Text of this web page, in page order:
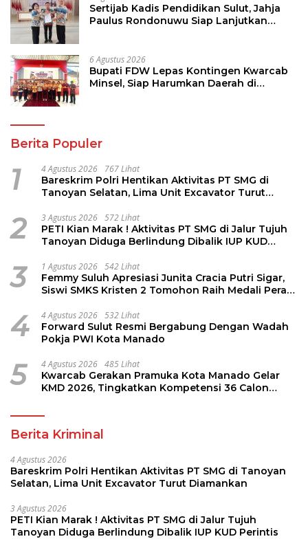
Sertijab Kadis Pendidikan Sulut, Jahja
Paulus Rondonuwu Siap Lanjutkan
6 Agustus 2026
Bupati FDW Lepas Kontingen Kwarcab
Minsel, Siap Harumkan Daerah di
Berita Populer
1 4 Agustus 2026 767 Lihat
Bareskrim Polri Hentikan Aktivitas PT SMG di
Tanoyan Selatan, Lima Unit Excavator Turut
2 3 Agustus 2026 572 Lihat
PETI Kian Marak ! Aktivitas PT SMG di Jalur Tujuh
Tanoyan Diduga Berlindung Dibalik IUP KUD
3 1 Agustus 2026 542 Lihat
Femmy Suluh Apresiasi Junita Cracia Putri Sigar,
Siswi SMKS Kristen 2 Tomohon Raih Medali Perak
4 4 Agustus 2026 532 Lihat
Forward Sulut Resmi Bergabung Dengan Wadah
Pokja PWI Kota Manado
5 4 Agustus 2026 485 Lihat
Kwarcab Gerakan Pramuka Kota Manado Gelar
KMD 2026, Tingkatkan Kompetensi 36 Calon
Berita Kriminal
4 Agustus 2026
Bareskrim Polri Hentikan Aktivitas PT SMG di Tanoyan
Selatan, Lima Unit Excavator Turut Diamankan
3 Agustus 2026
PETI Kian Marak ! Aktivitas PT SMG di Jalur Tujuh
Tanoyan Diduga Berlindung Dibalik IUP KUD Perintis